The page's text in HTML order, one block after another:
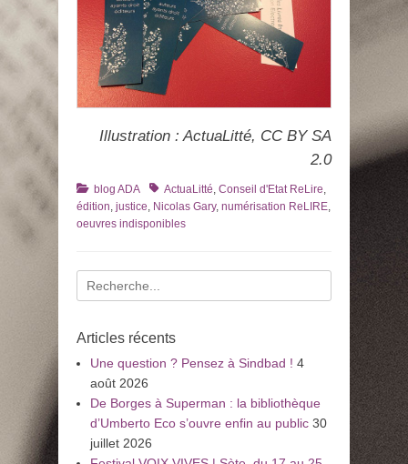
Illustration : ActuaLitté, CC BY SA
2.0
Catégories
blog ADA TagsActuaLitté Conseil d'Etat ReLire
édition justice Nicolas Gary, numérisation ReLIRE
oeuvres indisponibles
Recherche
pour
Articles récents
Une question ? Pensez à Sindbad ! 4
août 2026
De Borges à Superman : la bibliothèque
d’Umberto Eco s’ouvre enfin au public 30
juillet 2026